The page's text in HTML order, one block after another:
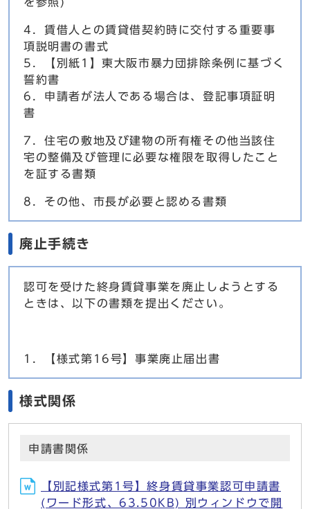
4．賃借人との賃貸借契約時に交付する重要事
項説明書の書式
5．【別紙1】東大阪市暴力団排除条例に基づく
誓約書
6．申請者が法人である場合は、登記事項証明
書
7．住宅の敷地及び建物の所有権その他当該住
宅の整備及び管理に必要な権限を取得したこと
を証する書類
8．その他、市長が必要と認める書類
廃止手続き
認可を受けた終身賃貸事業を廃止しようとする
ときは、以下の書類を提出ください。
1．【様式第16号】事業廃止届出書
様式関係
申請書関係
【別記様式第1号】終身賃貸事業認可申請書
(ワード形式、63.50KB) 別ウィンドウで開